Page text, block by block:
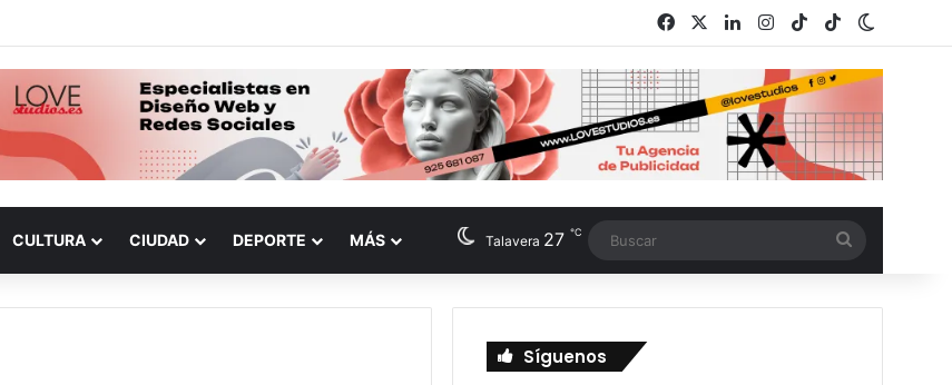
Facebook LinkedInInstagram
TikTokRSS
CULTURA CIUDAD DEPORTE MÁS Talavera 27 ℃
Síguenos